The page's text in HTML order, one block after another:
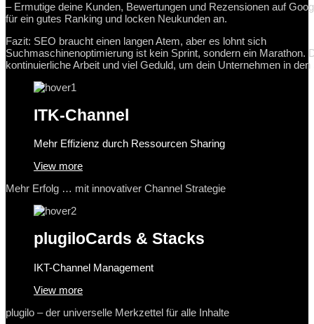
– Ermutige deine Kunden, Bewertungen und Rezensionen auf
für ein gutes Ranking und locken Neukunden an.
Fazit: SEO braucht einen langen Atem, aber es lohnt sich
Suchmaschinenoptimierung ist kein Sprint, sondern ein Marathon.
kontinuierliche Arbeit und viel Geduld, um dein Unternehmen in
ITK-Channel
Mehr Effizienz durch Ressourcen Sharing
View more
Mehr Erfolg … mit innovativer Channel Strategie
plugiloCards & Stacks
IKT-Channel Management
View more
plugilo – der universelle Merkzettel für alle Inhalte